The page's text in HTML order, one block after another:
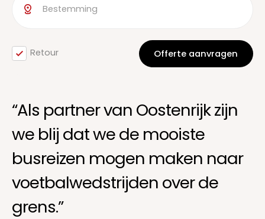
Retour
“Als partner van Oostenrijk zijn
we blij dat we de mooiste
busreizen mogen maken naar
voetbalwedstrijden over de
grens.”